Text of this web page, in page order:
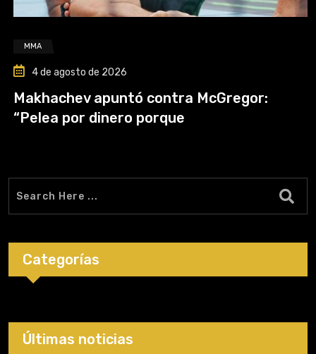
MMA
4 de agosto de 2026
Makhachev apuntó contra McGregor:
“Pelea por dinero porque
Categorías
Últimas noticias